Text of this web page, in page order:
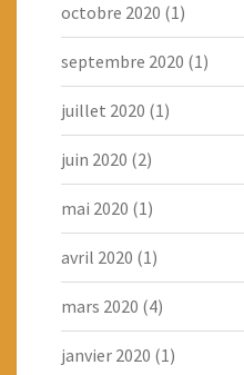
octobre 2020 (1)
septembre 2020 (1)
juillet 2020 (1)
juin 2020 (2)
mai 2020 (1)
avril 2020 (1)
mars 2020 (4)
janvier 2020 (1)